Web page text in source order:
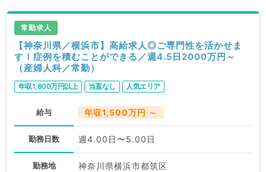
常勤求人
【神奈川県／横浜市】高給求人◎ご専門性を活かせま
す！症例を積むことができる／週4.5日2000万円～
（産婦人科／常勤）
年収1,800万円以上 当直なし 人気エリア
給与 年収1,500万円 ～
勤務日数 週4.00日〜5.00日
勤務地 神奈川県横浜市都筑区